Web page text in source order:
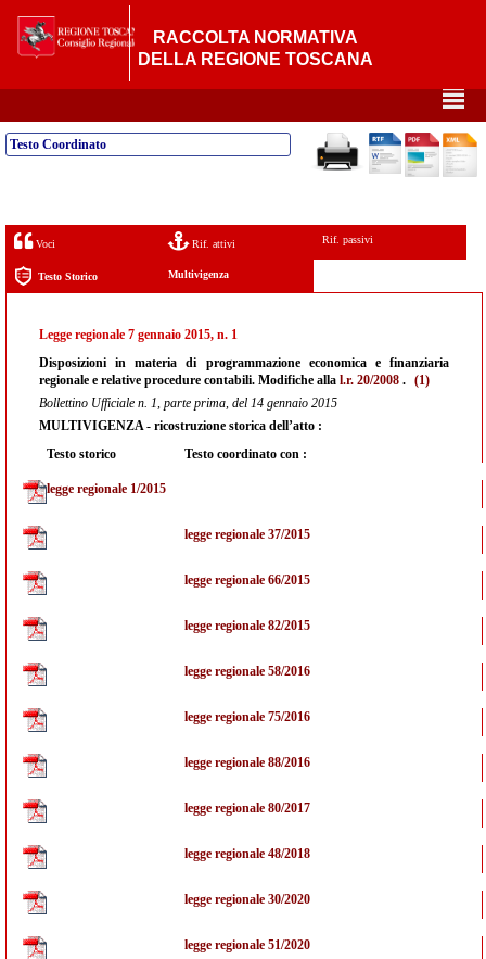
RACCOLTA NORMATIVA
DELLA REGIONE TOSCANA
²
Testo Coordinato
Voci Rif. attivi Rif. passivi
Testo Storico Multivigenza
Legge regionale 7 gennaio 2015, n. 1
Disposizioni in materia di programmazione economica e finanziaria
regionale e relative procedure contabili. Modifiche alla l.r. 20/2008 . (1)
Bollettino Ufficiale n. 1, parte prima, del 14 gennaio 2015
MULTIVIGENZA - ricostruzione storica dell’atto :
Testo storico
Testo coordinato con :
legge regionale 1/2015
legge regionale 37/2015
legge regionale 66/2015
legge regionale 82/2015
legge regionale 58/2016
legge regionale 75/2016
legge regionale 88/2016
legge regionale 80/2017
legge regionale 48/2018
legge regionale 30/2020
legge regionale 51/2020